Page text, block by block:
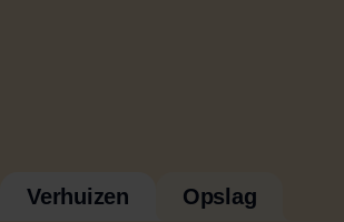
Verhuizen Opslag